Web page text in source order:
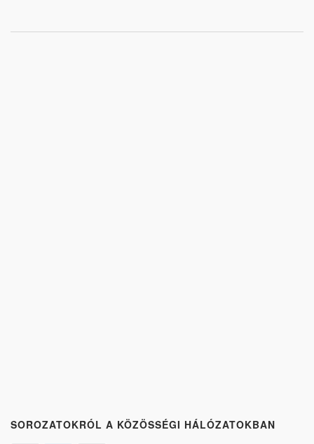
SOROZATOKRÓL A KÖZÖSSÉGI HÁLÓZATOKBAN